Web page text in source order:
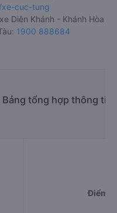
cuc-tung
Diên Khánh - Khánh Hòa
1900 888684
Bảng tổng hợp thông tin
Điểm đi